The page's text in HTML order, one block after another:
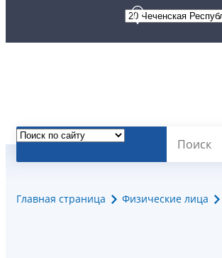
Главная страница Физические лица